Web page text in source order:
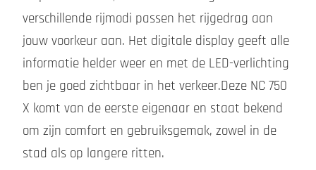
verschillende rijmodi passen het rijgedrag aan
jouw voorkeur aan. Het digitale display geeft alle
informatie helder weer en met de LED-verlichting
ben je goed zichtbaar in het verkeer.Deze NC 750
X komt van de eerste eigenaar en staat bekend
om zijn comfort en gebruiksgemak, zowel in de
stad als op langere ritten.